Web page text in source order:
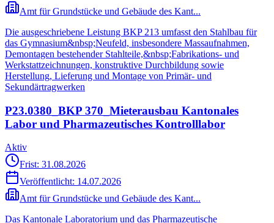
Amt für Grundstücke und Gebäude des Kant...
Die ausgeschriebene Leistung BKP 213 umfasst den Stahlbau für
das Gymnasium&nbsp;Neufeld, insbesondere Massaufnahmen,
Demontagen bestehender Stahlteile,&nbsp;Fabrikations- und
Werkstattzeichnungen, konstruktive Durchbildung sowie
Herstellung, Lieferung und Montage von Primär- und
Sekundärtragwerken
P23.0380_BKP 370_Mieterausbau Kantonales
Labor und Pharmazeutisches Kontrolllabor
Aktiv
Frist: 31.08.2026
Veröffentlicht: 14.07.2026
Amt für Grundstücke und Gebäude des Kant...
Das Kantonale Laboratorium und das Pharmazeutische